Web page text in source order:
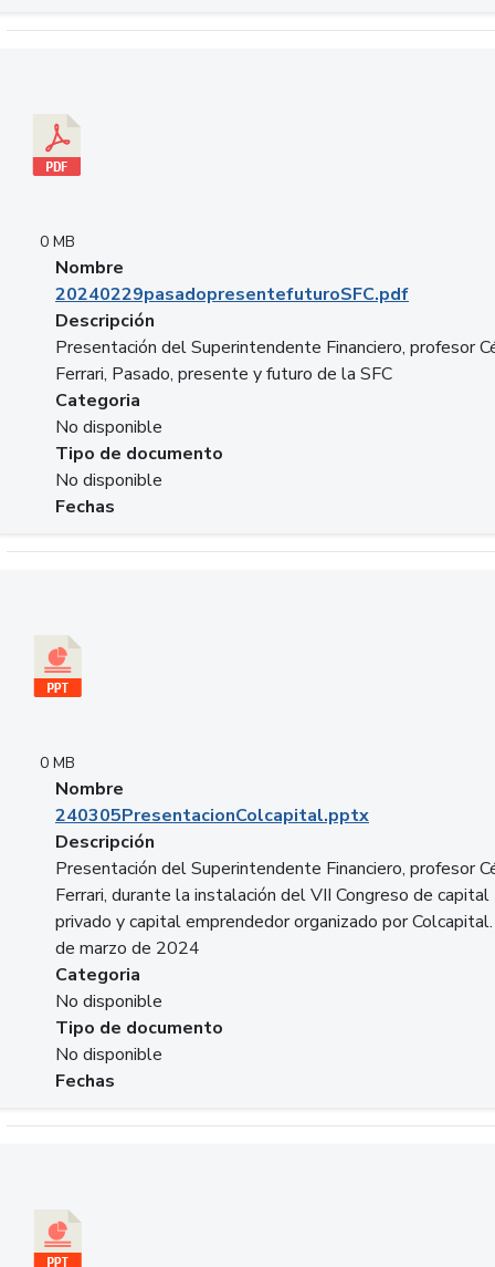
0 MB
Nombre
20240229pasadopresentefuturoSFC.pdf
Descripción
Presentación del Superintendente Financiero, profesor
Ferrari, Pasado, presente y futuro de la SFC
Categoria
No disponible
Tipo de documento
No disponible
Fechas
0 MB
Nombre
240305PresentacionColcapital.pptx
Descripción
Presentación del Superintendente Financiero, profesor
Ferrari, durante la instalación del VII Congreso de capital
privado y capital emprendedor organizado por
de marzo de 2024
Categoria
No disponible
Tipo de documento
No disponible
Fechas